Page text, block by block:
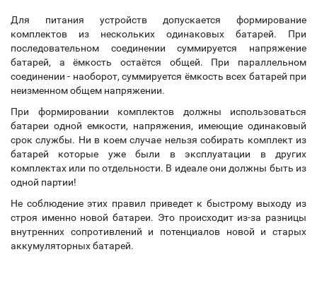
Для питания устройств допускается формирование
комплектов из нескольких одинаковых батарей. При
последовательном соединении суммируется напряжение
батарей, а ёмкость остаётся общей. При параллельном
соединении - наоборот, суммируется ёмкость всех батарей при
неизменном общем напряжении.
При формировании комплектов должны использоваться
батареи одной емкости, напряжения, имеющие одинаковый
срок службы. Ни в коем случае нельзя собирать комплект из
батарей которые уже были в эксплуатации в других
комплектах или по отдельности. В идеале они должны быть из
одной партии!
Не соблюдение этих правил приведет к быстрому выходу из
строя именно новой батареи. Это происходит из-за разницы
внутренних сопротивлений и потенциалов новой и старых
аккумуляторных батарей.